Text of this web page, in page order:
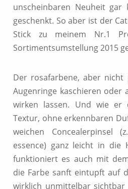
unscheinbaren Neuheit gar
geschenkt. So aber ist der
Stick zu meinem Nr.1
Sortimentsumstellung 2015
Der rosafarbene, aber
Augenringe kaschieren oder
wirken lassen. Und wie er
Textur, ohne erkennbaren
weichen Concealerpinsel
essence) ganz leicht in die
funktioniert es auch mit
die Farbe sanft eintupft auf
wirklich unmittelbar